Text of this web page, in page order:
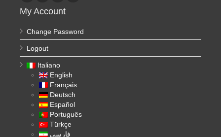
My Account
Change Password
Logout
Italiano
English
Français
Deutsch
Español
Português
Türkçe
فارسی